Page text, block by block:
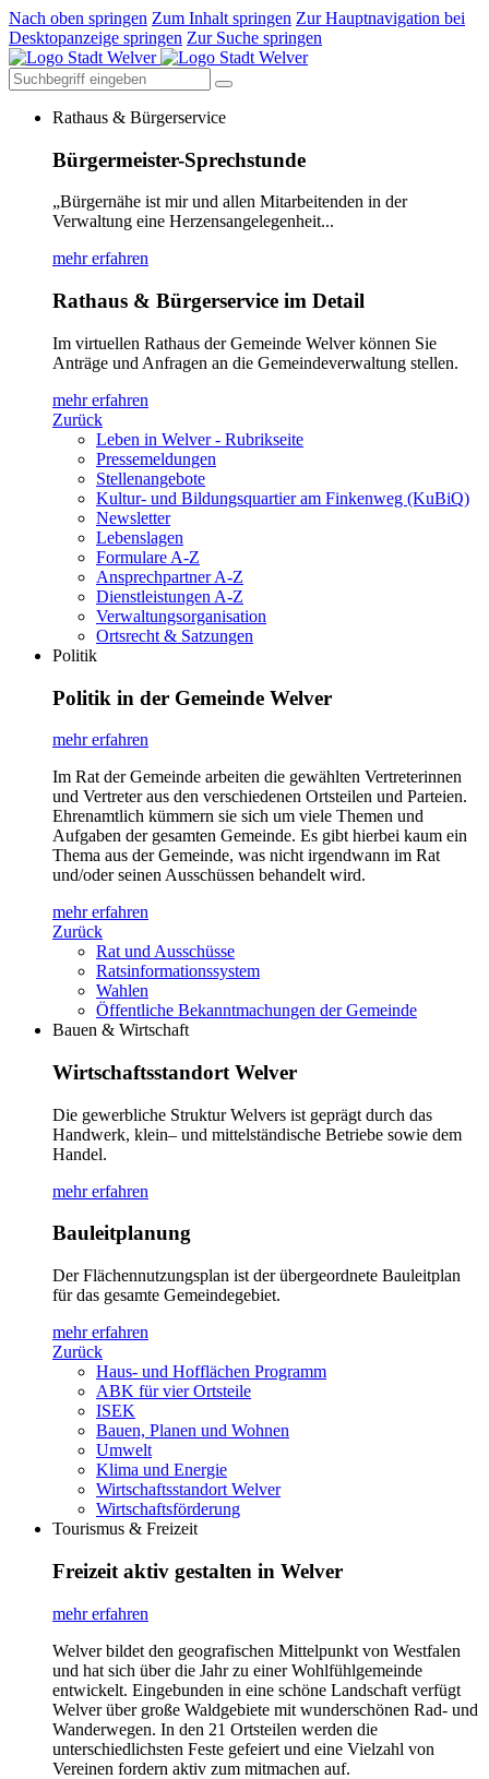
Nach oben springen Zum Inhalt springen Zur Hauptnavigation bei
Desktopanzeige springen Zur Suche springen
Rathaus & Bürgerservice
Bürgermeister-Sprechstunde
„Bürgernähe ist mir und allen Mitarbeitenden in der
Verwaltung eine Herzensangelegenheit...
mehr erfahren
Rathaus & Bürgerservice im Detail
Im virtuellen Rathaus der Gemeinde Welver können Sie
Anträge und Anfragen an die Gemeindeverwaltung stellen.
mehr erfahren
Zurück
Leben in Welver - Rubrikseite
Pressemeldungen
Stellenangebote
Kultur- und Bildungsquartier am Finkenweg (KuBiQ)
Newsletter
Lebenslagen
Formulare A-Z
Ansprechpartner A-Z
Dienstleistungen A-Z
Verwaltungsorganisation
Ortsrecht & Satzungen
Politik
Politik in der Gemeinde Welver
mehr erfahren
Im Rat der Gemeinde arbeiten die gewählten Vertreterinnen
und Vertreter aus den verschiedenen Ortsteilen und Parteien.
Ehrenamtlich kümmern sie sich um viele Themen und
Aufgaben der gesamten Gemeinde. Es gibt hierbei kaum ein
Thema aus der Gemeinde, was nicht irgendwann im Rat
und/oder seinen Ausschüssen behandelt wird.
mehr erfahren
Zurück
Rat und Ausschüsse
Ratsinformationssystem
Wahlen
Öffentliche Bekanntmachungen der Gemeinde
Bauen & Wirtschaft
Wirtschaftsstandort Welver
Die gewerbliche Struktur Welvers ist geprägt durch das
Handwerk, klein– und mittelständische Betriebe sowie dem
Handel.
mehr erfahren
Bauleitplanung
Der Flächennutzungsplan ist der übergeordnete Bauleitplan
für das gesamte Gemeindegebiet.
mehr erfahren
Zurück
Haus- und Hofflächen Programm
ABK für vier Ortsteile
ISEK
Bauen, Planen und Wohnen
Umwelt
Klima und Energie
Wirtschaftsstandort Welver
Wirtschaftsförderung
Tourismus & Freizeit
Freizeit aktiv gestalten in Welver
mehr erfahren
Welver bildet den geografischen Mittelpunkt von Westfalen
und hat sich über die Jahr zu einer Wohlfühlgemeinde
entwickelt. Eingebunden in eine schöne Landschaft verfügt
Welver über große Waldgebiete mit wunderschönen Rad- und
Wanderwegen. In den 21 Ortsteilen werden die
unterschiedlichsten Feste gefeiert und eine Vielzahl von
Vereinen fordern aktiv zum mitmachen auf.